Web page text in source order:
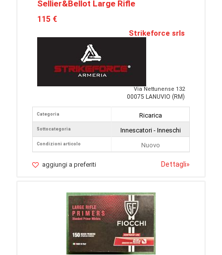
Sellier&Bellot Large Rifle
115 €
Strikeforce srls
Via Nettunense 132
00075 LANUVIO (RM)
Categoria
Sottocategoria
Condizioni articolo
Ricarica
Innescatori - Inneschi
Nuovo
aggiungi a preferiti Dettagli»